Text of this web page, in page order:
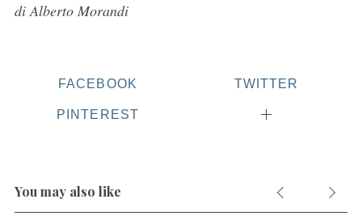
di Alberto Morandi
FACEBOOK TWITTER
PINTEREST
You may also like